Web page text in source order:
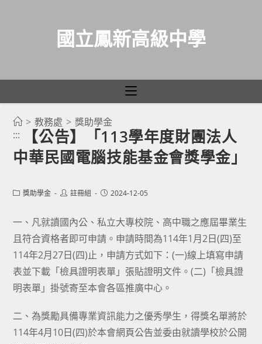
國立鳳新高級中學
> 教務處 > 獎助學金
:::
【公告】「113學年度財團法人
中華民國電腦技能基金會獎學金」
Post獎助學金
Post註冊組
Post2024-12-05
一、凡就讀國內公、私立大專校院、高中職之應屆畢業生
且符合資格者即可申請。申請時間為114年1月2日(四)至
114年2月27日(四)止，申請方式如下：(一)線上填寫申請
表並下載「檢具證明表單」張貼證明文件。(二)「檢具證
明表單」掛號寄至本會各區推廣中心。
二、為獎勵具備專業資訊能力之優秀學生，得獎名單將於
114年4月10日(四)於本會網頁公告並委由就讀學校於公開